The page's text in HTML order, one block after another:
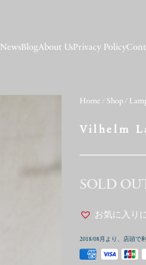
NewsBlogAbout UsPrivacy Policy
Home / Shop /
Vilhelm
SOLD
お気に入り
2018/08月より、店頭で